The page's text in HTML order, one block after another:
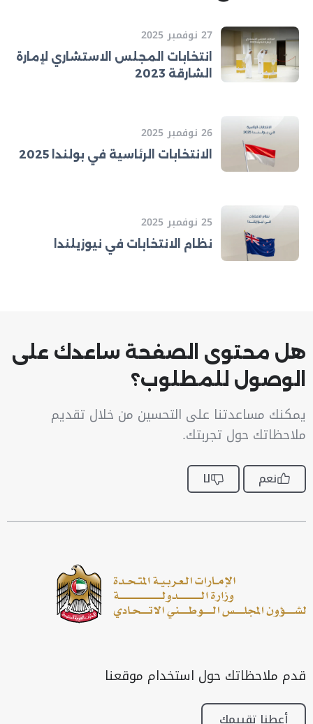
27 نوفمبر 2025
انتخابات المجلس الاستشاري لإمارة
الشارقة 2023
26 نوفمبر 2025
الانتخابات الرئاسية في بولندا 2025
25 نوفمبر 2025
نظام الانتخابات في نيوزيلندا
هل محتوى الصفحة ساعدك على
الوصول للمطلوب؟
يمكنك مساعدتنا على التحسين من خلال تقديم
ملاحظاتك حول تجربتك.
نعم لا
قدم ملاحظاتك حول استخدام موقعنا
أعطنا تقييمك